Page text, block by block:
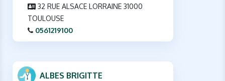
32 RUE ALSACE LORRAINE 31000
TOULOUSE
0561219100
ALBES BRIGITTE